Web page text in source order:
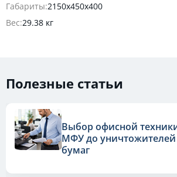
Габариты:2150х450х400
Вес:29.38 кг
Полезные статьи
Выбор офисной
МФУ до уничтожителей
бумаг